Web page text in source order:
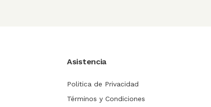
Asistencia
Politica de Privacidad
Términos y Condiciones